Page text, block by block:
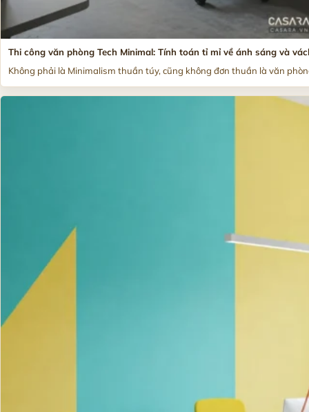
Thi công văn phòng Tech Minimal: Tính toán tỉ mỉ về ánh sáng và
Không phải là Minimalism thuần túy, cũng không đơn thuần là văn